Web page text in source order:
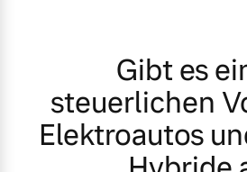
Gibt es
steuerlichen
Elektroautos